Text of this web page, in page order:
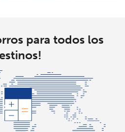
para todos los